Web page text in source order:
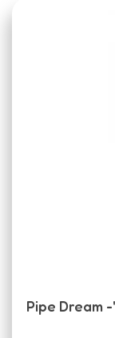
דילדו ריאליסטי תוצרת ארה"ב שחור ''Pipe Dream -